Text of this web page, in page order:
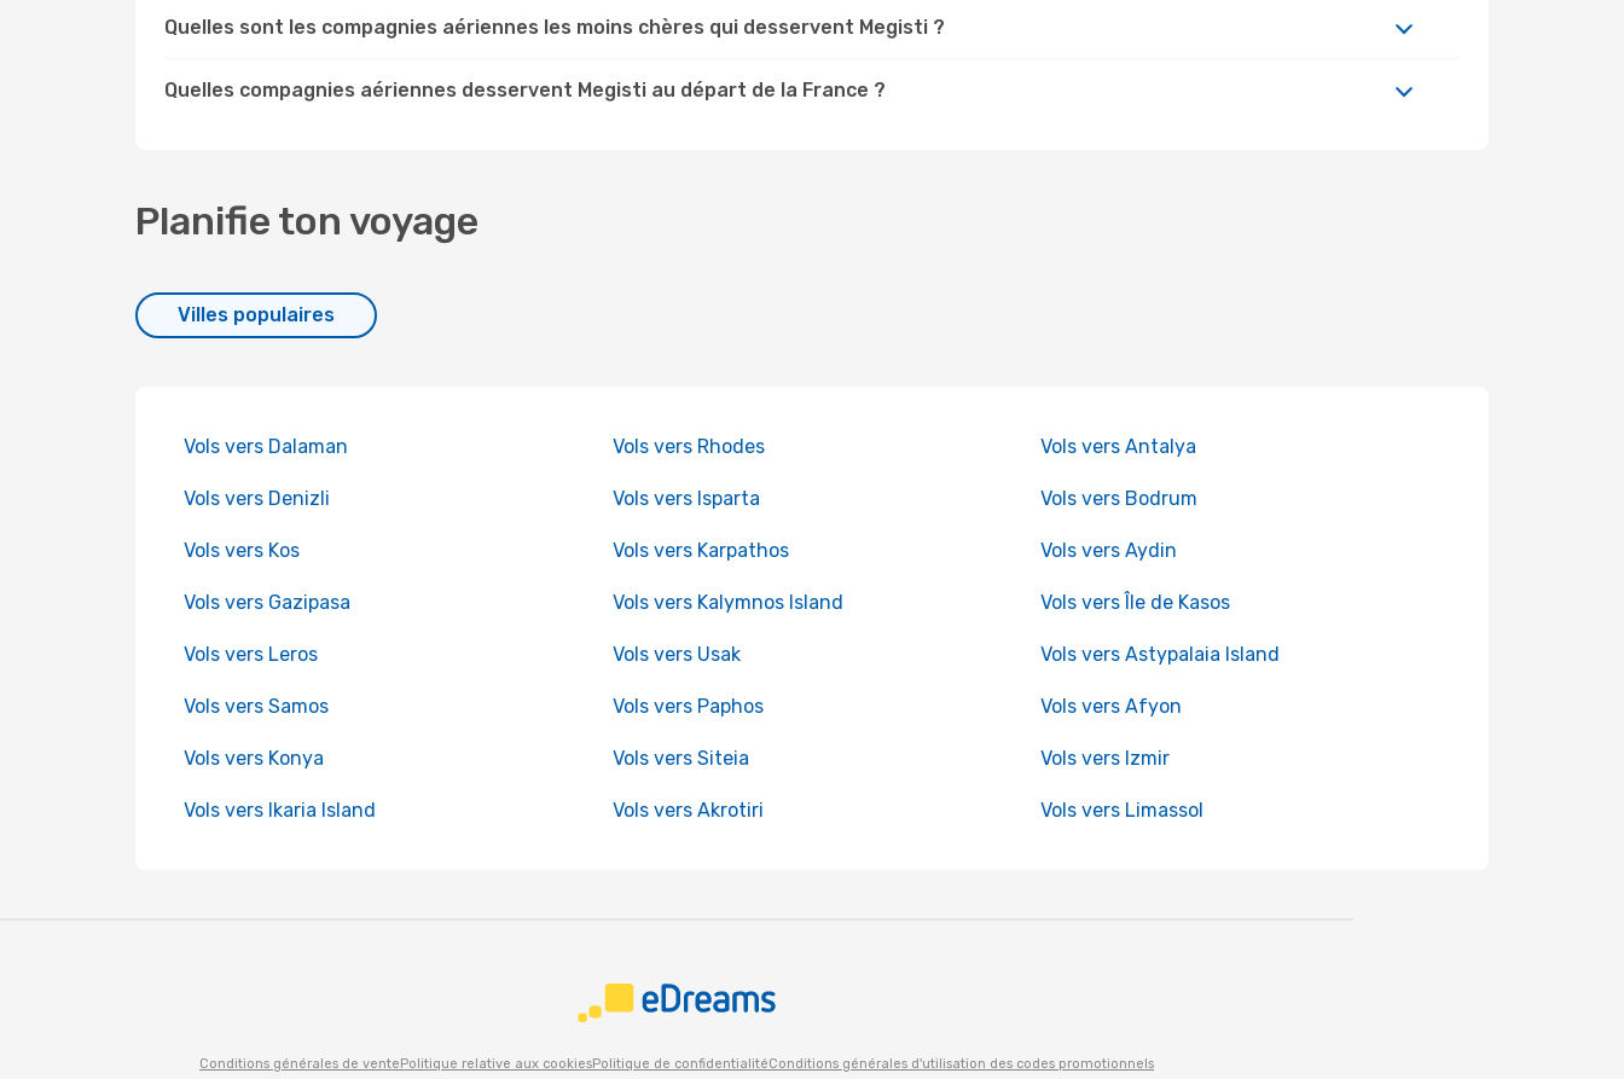
Quelles sont les compagnies aériennes les moins chères qui desservent Megisti ?
Quelles compagnies aériennes desservent Megisti au départ de la France ?
Planifie ton voyage
Villes populaires
Vols vers Dalaman Vols vers Rhodes Vols vers Antalya
Vols vers Denizli Vols vers Isparta Vols vers Bodrum
Vols vers Kos Vols vers Karpathos Vols vers Aydin
Vols vers Gazipasa Vols vers Kalymnos Island Vols vers Île de Kasos
Vols vers Leros Vols vers Usak Vols vers Astypalaia Island
Vols vers Samos Vols vers Paphos Vols vers Afyon
Vols vers Konya Vols vers Siteia Vols vers Izmir
Vols vers Ikaria Island Vols vers Akrotiri Vols vers Limassol
Conditions générales de ventePolitique relative aux cookiesPolitique de confidentialitéConditions générales d'utilisation des codes promotionnels